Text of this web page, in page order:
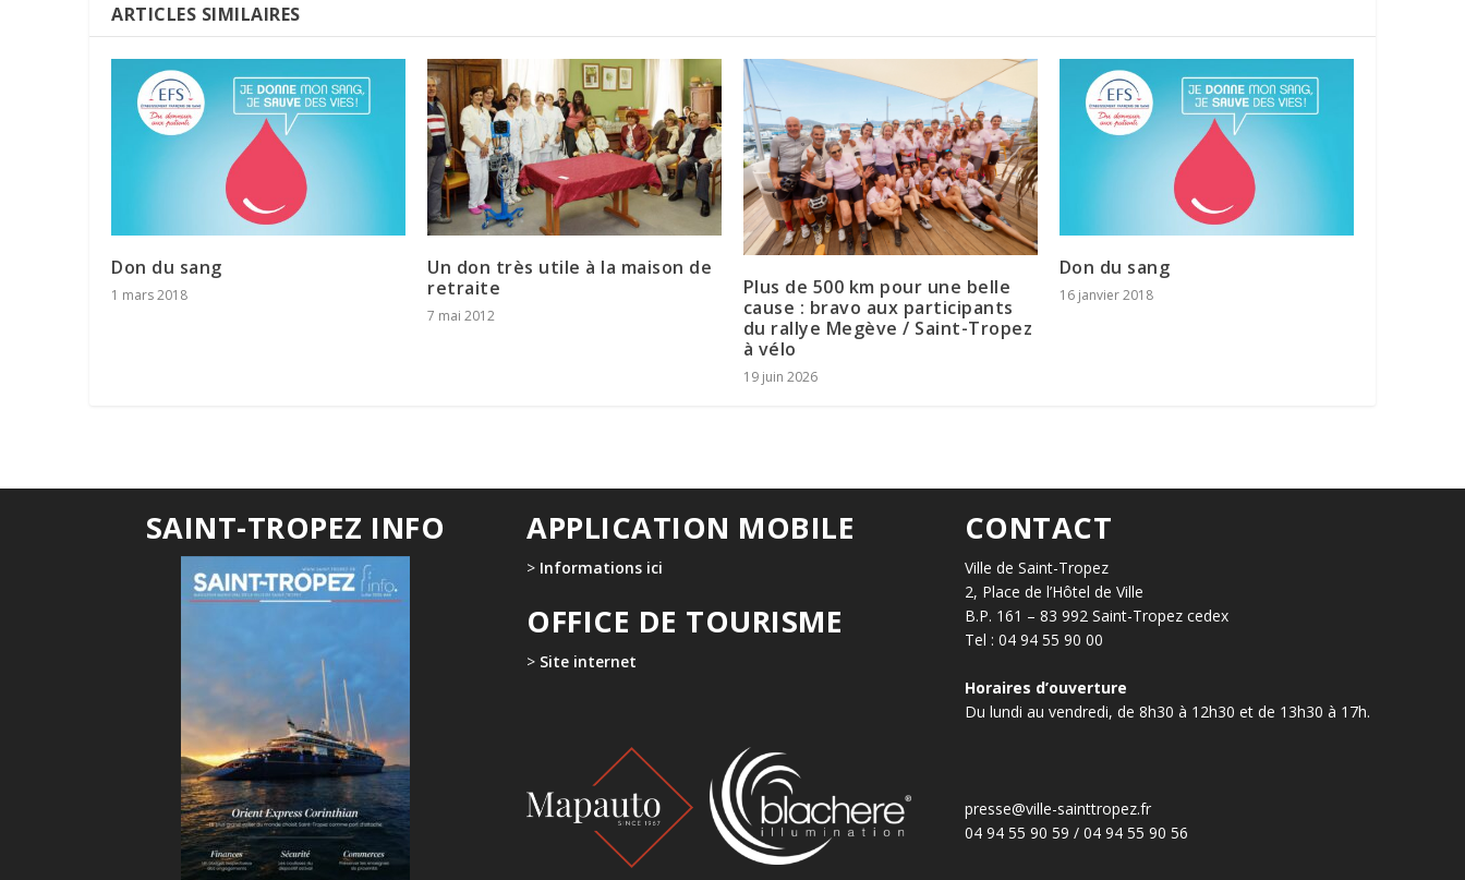
ARTICLES SIMILAIRES
Don du sang
1 mars 2018
Un don très utile à la maison de
retraite
7 mai 2012
Plus de 500 km pour une belle
cause : bravo aux participants
du rallye Megève / Saint-Tropez
à vélo
19 juin 2026
Don du sang
16 janvier 2018
SAINT-TROPEZ INFO APPLICATION MOBILE
> Informations ici
OFFICE DE TOURISME
> Site internet
CONTACT
Ville de Saint-Tropez
2, Place de l’Hôtel de Ville
B.P. 161 – 83 992 Saint-Tropez cedex
Tel : 04 94 55 90 00
Horaires d’ouverture
Du lundi au vendredi, de 8h30 à 12h30 et de 13h30 à 17h.
presse@ville-sainttropez.fr
04 94 55 90 59 / 04 94 55 90 56